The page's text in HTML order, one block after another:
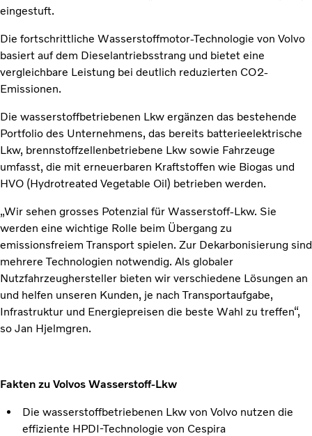
eingestuft.
Die fortschrittliche Wasserstoffmotor-Technologie von Volvo
basiert auf dem Dieselantriebsstrang und bietet eine
vergleichbare Leistung bei deutlich reduzierten CO2-
Emissionen.
Die wasserstoffbetriebenen Lkw ergänzen das bestehende
Portfolio des Unternehmens, das bereits batterieelektrische
Lkw, brennstoffzellenbetriebene Lkw sowie Fahrzeuge
umfasst, die mit erneuerbaren Kraftstoffen wie Biogas und
HVO (Hydrotreated Vegetable Oil) betrieben werden.
„Wir sehen grosses Potenzial für Wasserstoff-Lkw. Sie
werden eine wichtige Rolle beim Übergang zu
emissionsfreiem Transport spielen. Zur Dekarbonisierung sind
mehrere Technologien notwendig. Als globaler
Nutzfahrzeughersteller bieten wir verschiedene Lösungen an
und helfen unseren Kunden, je nach Transportaufgabe,
Infrastruktur und Energiepreisen die beste Wahl zu treffen“,
so Jan Hjelmgren.
Fakten zu Volvos Wasserstoff-Lkw
Die wasserstoffbetriebenen Lkw von Volvo nutzen die
effiziente HPDI-Technologie von Cespira